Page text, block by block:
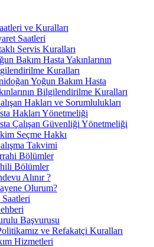
ve Kuralları
Saatleri
Servis Kuralları
Bakım Hasta Yakınlarının
Kuralları
Yoğun Bakım Hasta
Bilgilendirilme Kuralları
Hakları ve Sorumlulukları
Hakları Yönetmeliği
Çalışan Güvenliği Yönetmeliği
Seçme Hakkı
Takvimi
Bölümler
Bölümler
Alınır ?
Olurum?
Başvurusu
ve Refakatçi Kuralları
Hizmetleri